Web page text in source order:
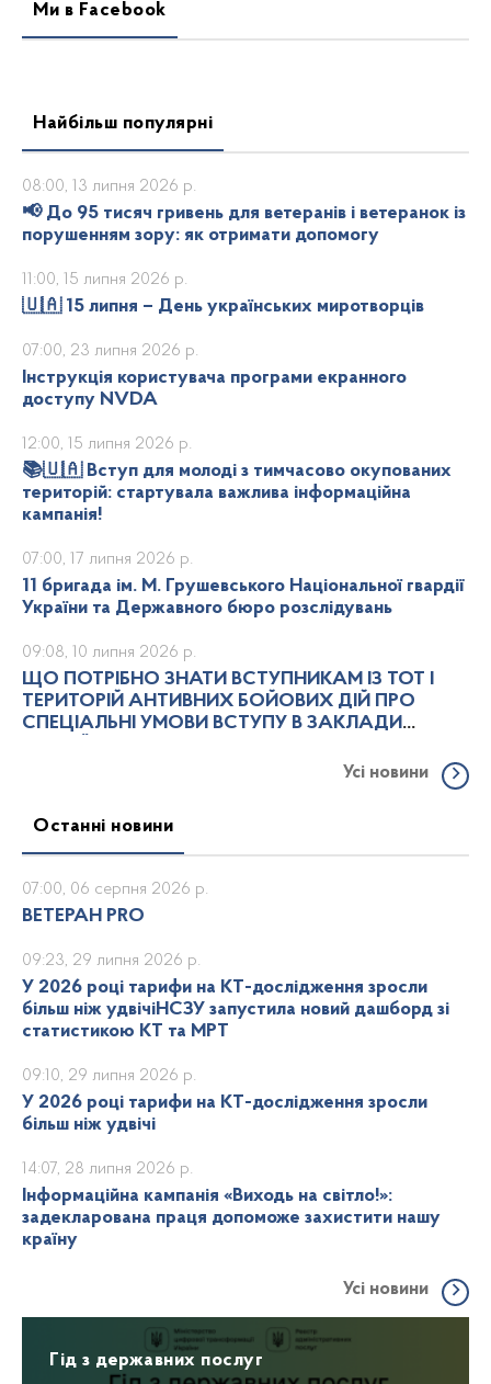
Ми в Facebook
Найбільш популярні
📢 До 95 тисяч гривень для ветеранів і ветеранок із
порушенням зору: як отримати допомогу
08:00, 13 липня 2026 р.
🇺🇦 15 липня – День українських миротворців
11:00, 15 липня 2026 р.
Інструкція користувача програми екранного
доступу NVDA
07:00, 23 липня 2026 р.
📚🇺🇦 Вступ для молоді з тимчасово окупованих
територій: стартувала важлива інформаційна
кампанія!
12:00, 15 липня 2026 р.
11 бригада ім. М. Грушевського Національної гвардії
України та Державного бюро розслідувань
07:00, 17 липня 2026 р.
ЩО ПОТРІБНО ЗНАТИ ВСТУПНИКАМ ІЗ ТОТ І
ТЕРИТОРІЙ АНТИВНИХ БОЙОВИХ ДІЙ ПРО
СПЕЦІАЛЬНІ УМОВИ ВСТУПУ В ЗАКЛАДИ
09:08, 10 липня 2026 р.
Усі новини
Останні новини
ВЕТЕРАН PRO
07:00, 06 серпня 2026 р.
У 2026 році тарифи на КТ-дослідження зросли
більш ніж удвічіНСЗУ запустила новий дашборд зі
статистикою КТ та МРТ
09:23, 29 липня 2026 р.
У 2026 році тарифи на КТ-дослідження зросли
більш ніж удвічі
09:10, 29 липня 2026 р.
Інформаційна кампанія «Виходь на світло!»:
задекларована праця допоможе захистити нашу
країну
14:07, 28 липня 2026 р.
Усі новини
Гід з державних послуг